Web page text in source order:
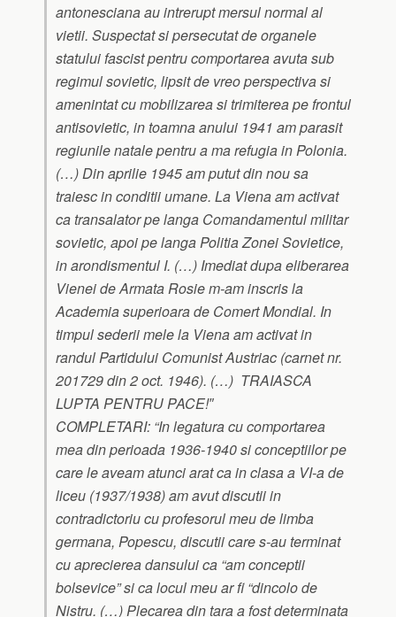
antonesciana au intrerupt mersul normal al
vietii. Suspectat si persecutat de organele
statului fascist pentru comportarea avuta sub
regimul sovietic, lipsit de vreo perspectiva si
amenintat cu mobilizarea si trimiterea pe frontul
antisovietic, in toamna anului 1941 am parasit
regiunile natale pentru a ma refugia in Polonia.
(…) Din aprilie 1945 am putut din nou sa
traiesc in conditii umane. La Viena am activat
ca transalator pe langa Comandamentul militar
sovietic, apoi pe langa Politia Zonei Sovietice,
in arondismentul I. (…) Imediat dupa eliberarea
Vienei de Armata Rosie m-am inscris la
Academia superioara de Comert Mondial. In
timpul sederii mele la Viena am activat in
randul Partidului Comunist Austriac (carnet nr.
201729 din 2 oct. 1946). (…) TRAIASCA
LUPTA PENTRU PACE!″
COMPLETARI: “In legatura cu comportarea
mea din perioada 1936-1940 si conceptiilor pe
care le aveam atunci arat ca in clasa a VI-a de
liceu (1937/1938) am avut discutii in
contradictoriu cu profesorul meu de limba
germana, Popescu, discutii care s-au terminat
cu aprecierea dansului ca “am conceptii
bolsevice” si ca locul meu ar fi “dincolo de
Nistru. (…) Plecarea din tara a fost determinata